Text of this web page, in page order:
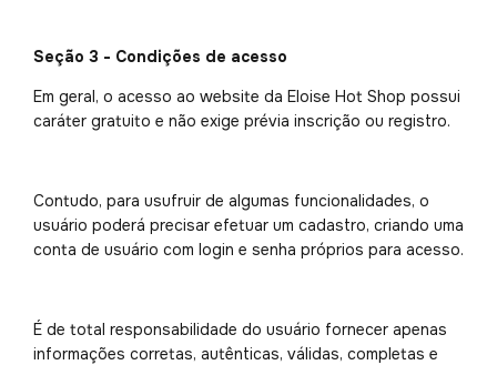
Seção 3 - Condições de acesso
Em geral, o acesso ao website da Eloise Hot Shop possui
caráter gratuito e não exige prévia inscrição ou registro.
Contudo, para usufruir de algumas funcionalidades, o
usuário poderá precisar efetuar um cadastro, criando uma
conta de usuário com login e senha próprios para acesso.
É de total responsabilidade do usuário fornecer apenas
informações corretas, autênticas, válidas, completas e